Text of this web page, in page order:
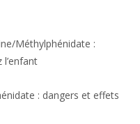
Méthylphénidate :
: dangers et effets